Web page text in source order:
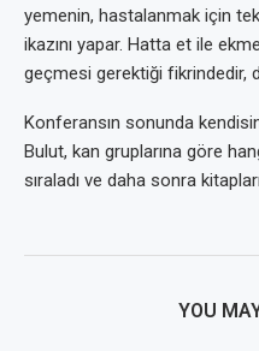
yemenin, hastalanmak için
ikazını yapar. Hatta et ile
geçmesi gerektiği fikrindedir,
Konferansın sonunda
Bulut, kan gruplarına göre
sıraladı ve daha sonra
YOU